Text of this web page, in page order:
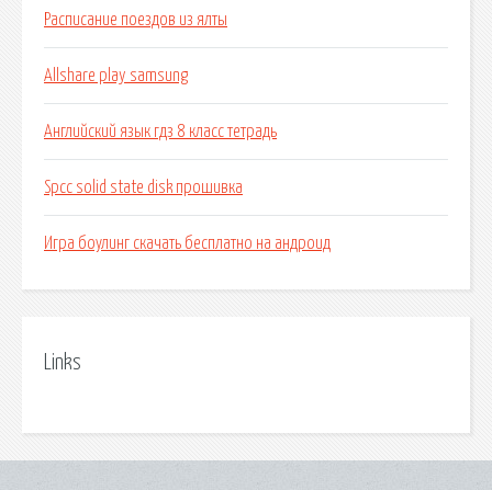
Расписание поездов из ялты
Allshare play samsung
Английский язык гдз 8 класс тетрадь
Spcc solid state disk прошивка
Игра боулинг скачать бесплатно на андроид
Links